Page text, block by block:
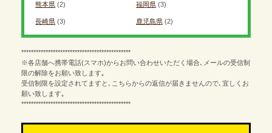
熊本県 (2) 福岡県(3)
長崎県 (3) 鹿児島県(2)
*********************************************
※各店舗へ携帯電話(スマホ)からお問い合わせいただく場合､メールの受信制
限の解除をお願い致します｡
受信制限を設定されてますと､こちらからの返信が届きませんので､宜しくお
願い致します｡
*********************************************